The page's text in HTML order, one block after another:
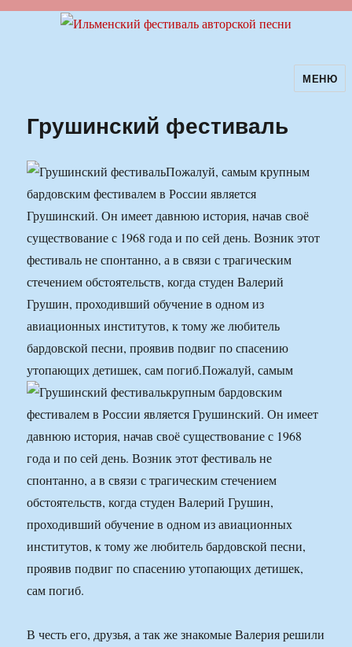
Ильменский фестиваль авторскойМЕНЮ
Грушинский фестиваль
Пожалуй, самым крупным
бардовским фестивалем в России является
Грушинский. Он имеет давнюю история, начав своё
существование с 1968 года и по сей день. Возник этот
фестиваль не спонтанно, а в связи с трагическим
стечением обстоятельств, когда студен Валерий
Грушин, проходивший обучение в одном из
авиационных институтов, к тому же любитель
бардовской песни, проявив подвиг по спасению
утопающих детишек, сам погиб.Пожалуй, самым
крупным бардовским
фестивалем в России является Грушинский. Он имеет
давнюю история, начав своё существование с 1968
года и по сей день. Возник этот фестиваль не
спонтанно, а в связи с трагическим стечением
обстоятельств, когда студен Валерий Грушин,
проходивший обучение в одном из авиационных
институтов, к тому же любитель бардовской песни,
проявив подвиг по спасению утопающих детишек,
сам погиб.
В честь его, друзья, а так же знакомые Валерия решили